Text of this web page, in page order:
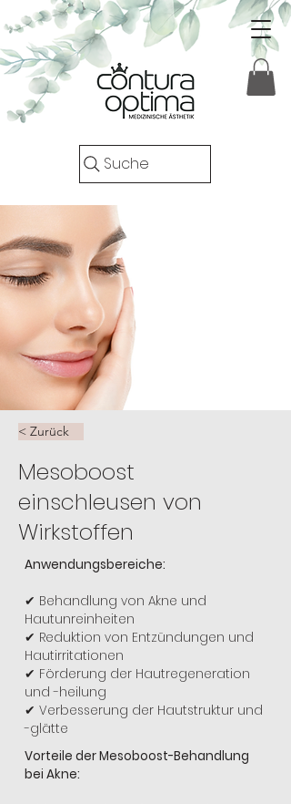
Suche
< Zurück
Mesoboost
einschleusen von
Wirkstoffen
Anwendungsbereiche:
✔ Behandlung von Akne und
Hautunreinheiten
✔ Reduktion von Entzündungen und
Hautirritationen
✔ Förderung der Hautregeneration
und -heilung
✔ Verbesserung der Hautstruktur und
-glätte
Vorteile der Mesoboost-Behandlung
bei Akne: